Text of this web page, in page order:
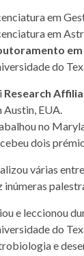
em
em
em
do
Research
Austin, EUA.
no
dois
várias
inúmeras
e leccionou
do
e